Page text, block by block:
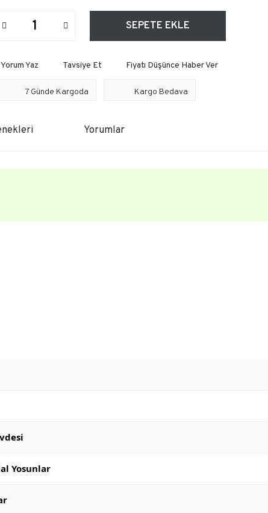
SEPETE EKLE
Yorum Yaz Tavsiye Et Fiyatı Düşünce Haber Ver
7 Günde Kargoda Kargo Bedava
Yorumlar
Yosunlar